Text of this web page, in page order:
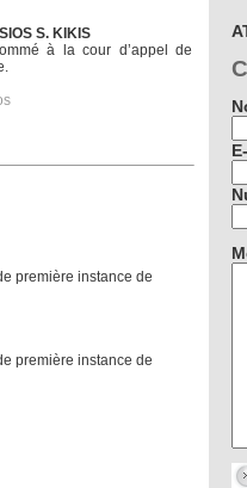
S. KIKIS
à la cour d’appel de
première instance de
première instance de